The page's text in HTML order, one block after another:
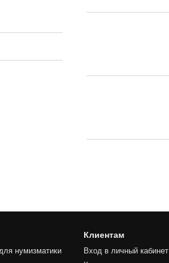
нумизматики
Клиентам
Вход в личный кабинет